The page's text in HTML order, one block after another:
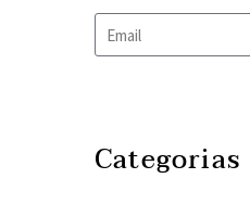
Categorias